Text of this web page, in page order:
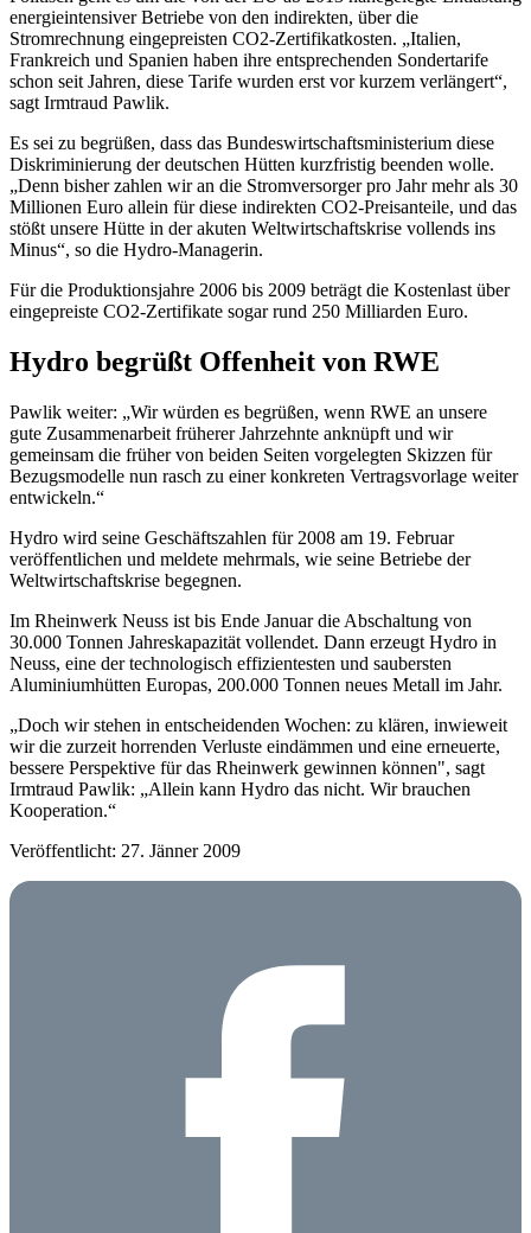
energieintensiver Betriebe von den indirekten, über die
Stromrechnung eingepreisten CO2-Zertifikatkosten. „Italien,
Frankreich und Spanien haben ihre entsprechenden Sondertarife
schon seit Jahren, diese Tarife wurden erst vor kurzem verlängert“,
sagt Irmtraud Pawlik.
Es sei zu begrüßen, dass das Bundeswirtschaftsministerium diese
Diskriminierung der deutschen Hütten kurzfristig beenden wolle.
„Denn bisher zahlen wir an die Stromversorger pro Jahr mehr als 30
Millionen Euro allein für diese indirekten CO2-Preisanteile, und das
stößt unsere Hütte in der akuten Weltwirtschaftskrise vollends ins
Minus“, so die Hydro-Managerin.
Für die Produktionsjahre 2006 bis 2009 beträgt die Kostenlast über
eingepreiste CO2-Zertifikate sogar rund 250 Milliarden Euro.
Hydro begrüßt Offenheit von RWE
Pawlik weiter: „Wir würden es begrüßen, wenn RWE an unsere
gute Zusammenarbeit früherer Jahrzehnte anknüpft und wir
gemeinsam die früher von beiden Seiten vorgelegten Skizzen für
Bezugsmodelle nun rasch zu einer konkreten Vertragsvorlage weiter
entwickeln.“
Hydro wird seine Geschäftszahlen für 2008 am 19. Februar
veröffentlichen und meldete mehrmals, wie seine Betriebe der
Weltwirtschaftskrise begegnen.
Im Rheinwerk Neuss ist bis Ende Januar die Abschaltung von
30.000 Tonnen Jahreskapazität vollendet. Dann erzeugt Hydro in
Neuss, eine der technologisch effizientesten und saubersten
Aluminiumhütten Europas, 200.000 Tonnen neues Metall im Jahr.
„Doch wir stehen in entscheidenden Wochen: zu klären, inwieweit
wir die zurzeit horrenden Verluste eindämmen und eine erneuerte,
bessere Perspektive für das Rheinwerk gewinnen können", sagt
Irmtraud Pawlik: „Allein kann Hydro das nicht. Wir brauchen
Kooperation.“
Veröffentlicht: 27. Jänner 2009